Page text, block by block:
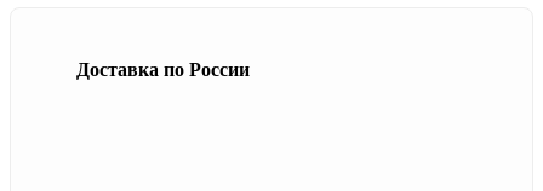
Доставка по России